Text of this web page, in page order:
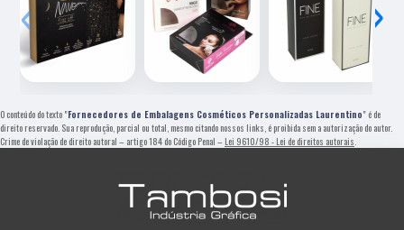
‹ ›
O conteúdo do texto "Fornecedores de Embalagens Cosméticos Personalizadas Laurentino" é de
direito reservado. Sua reprodução, parcial ou total, mesmo citando nossos links, é proibida sem a autorização do autor.
Crime de violação de direito autoral – artigo 184 do Código Penal – Lei 9610/98 - Lei de direitos autorais